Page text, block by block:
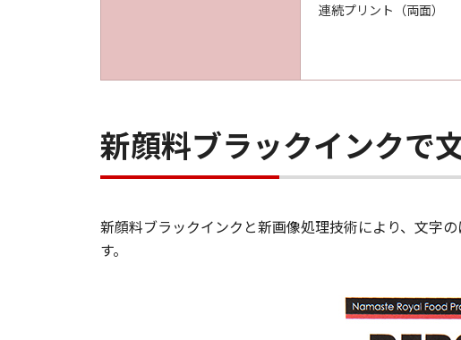
連続プリント（両面）
新顔料ブラックインクで
新顔料ブラックインクと新画像処理技術により、文字
す。